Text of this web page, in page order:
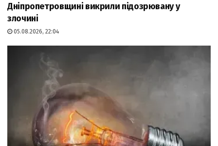
Дніпропетровщині викрили підозрювану у
злочині
05.08.2026, 22:04